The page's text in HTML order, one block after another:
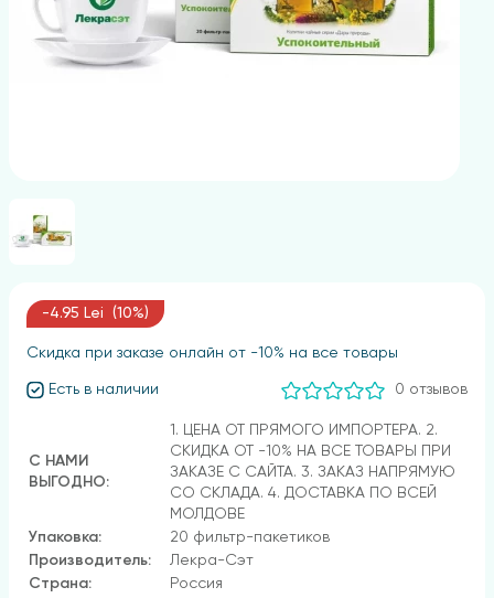
-4.95 Lei (10%)
Скидка при заказе онлайн от -10% на все товары
Есть в наличии 0 отзывов
С НАМИ
ВЫГОДНО:
1. ЦЕНА ОТ ПРЯМОГО ИМПОРТЕРА. 2.
СКИДКА ОТ -10% НА ВСЕ ТОВАРЫ ПРИ
ЗАКАЗЕ С САЙТА. 3. ЗАКАЗ НАПРЯМУЮ
СО СКЛАДА. 4. ДОСТАВКА ПО ВСЕЙ
МОЛДОВЕ
Упаковка:
20 фильтр-пакетиков
Производитель:
Лекра-Сэт
Страна:
Россия